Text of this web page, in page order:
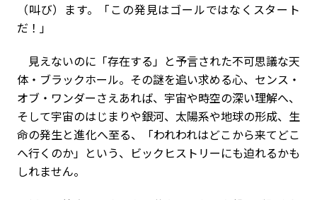
（叫び）ます。「この発見はゴールではなくスタート
だ！」
見えないのに「存在する」と予言された不可思議な天
体・ブラックホール。その謎を追い求める心、センス・
オブ・ワンダーさえあれば、宇宙や時空の深い理解へ、
そして宇宙のはじまりや銀河、太陽系や地球の形成、生
命の発生と進化へ至る、「われわれはどこから来てどこ
へ行くのか」という、ビックヒストリーにも迫れるかも
しれません。